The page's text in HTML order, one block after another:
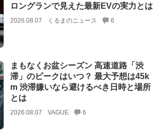
ロングランで見えた最新EVの実力とは
2026.08.07 くるまのニュース 6
まもなくお盆シーズン 高速道路「渋
滞」のピークはいつ？ 最大予想は45k
m 渋滞嫌いなら避けるべき日時と場所
とは
2026.08.07 VAGUE 6